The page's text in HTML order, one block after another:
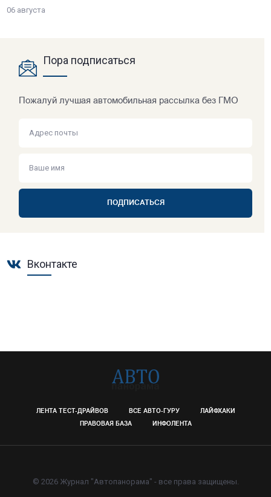
06 августа
Пора подписаться
Пожалуй лучшая автомобильная рассылка без ГМО
ПОДПИСАТЬСЯ
Вконтакте
ЛЕНТА ТЕСТ-ДРАЙВОВ ВСЕ АВТО-ГУРУ
ЛАЙФХАКИ
ПРАВОВАЯ БАЗА
ИНФОЛЕНТА
© 2026 Журнал "Автопанорама" - все права защищены.